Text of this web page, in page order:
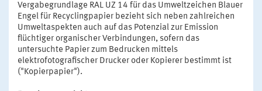
Vergabegrundlage RAL UZ 14 für das Umweltzeichen Blauer
Engel für Recyclingpapier bezieht sich neben zahlreichen
Umweltaspekten auch auf das Potenzial zur Emission
flüchtiger organischer Verbindungen, sofern das
untersuchte Papier zum Bedrucken mittels
elektrofotografischer Drucker oder Kopierer bestimmt ist
("Kopierpapier").